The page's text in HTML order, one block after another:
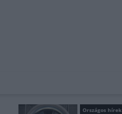
Országos hírek